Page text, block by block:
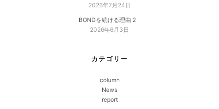
2026年7月24日
BONDを続ける理由 2
2026年6月3日
カテゴリー
column
News
report